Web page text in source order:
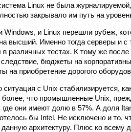
Linux не была
закрывало им путь на
Windows, и Linux перешли рубеж,
высший. Именно тогда серверы и с
в различных тестах. К тому же
следствие, бюджеты на
на приобретение дорогого
ситуация с Unix стабилизируется,
что промышленные Unix,
где они имеют долю в 57%. А доля
бы Intel. Не исключено и то,
архитектуру. Плюс ко всему